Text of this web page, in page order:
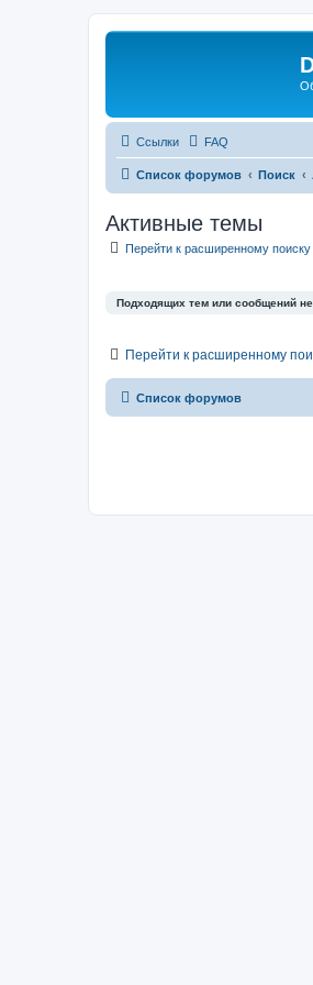
Ссылки FAQ
Список форумов Поиск
Активные темы
Перейти к расширенному поиску
Подходящих тем или сообщений не
Перейти к расширенному
Список форумов